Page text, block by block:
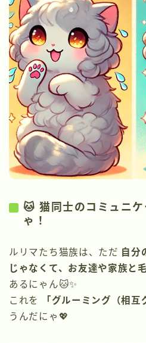
🐱 猫同士のコミュニ
ゃ！
ルリマたち猫族は、ただ 自分
じゃなくて、お友達や家族と
あるにゃん🐱✨
これを
「グルーミング（相互
うんだにゃ💖